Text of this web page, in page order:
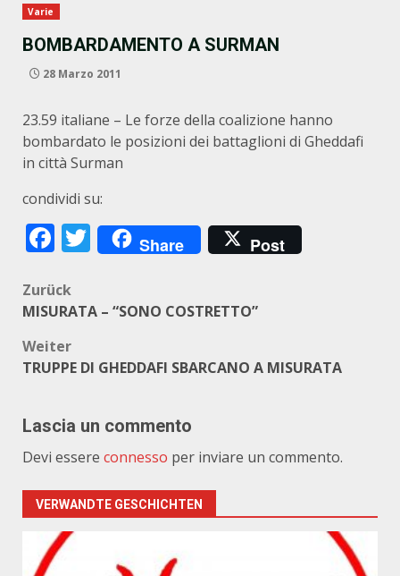
Varie
BOMBARDAMENTO A SURMAN
28 Marzo 2011
23.59 italiane – Le forze della coalizione hanno
bombardato le posizioni dei battaglioni di Gheddafi
in città Surman
condividi su:
Facebook
Twitter
Share Post
Beitragsnavigation
Zurück
MISURATA – “SONO COSTRETTO”
Weiter
TRUPPE DI GHEDDAFI SBARCANO A MISURATA
Lascia un commento
Devi essere connesso per inviare un commento.
VERWANDTE GESCHICHTEN